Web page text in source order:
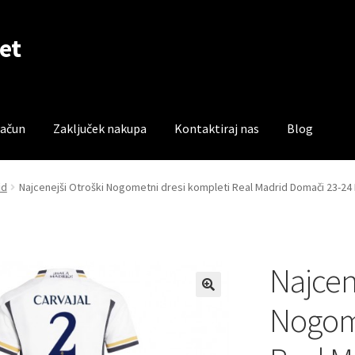
Zaključek nakupa Kontaktiraj nas Blog
TrgovinaZaključek nakupa
Najcenejši Otroški Nogometni dresi kompleti Real Madrid Domači 23-24